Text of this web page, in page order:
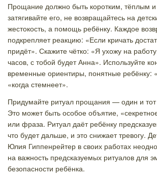
Прощание должно быть коротким, тёплым
затягивайте его, не возвращайтесь на
жестокость, а помощь ребёнку. Каждое
подкрепляет реакцию: «Если кричать
придёт». Скажите чётко: «Я ухожу на
часов, с тобой будет Анна». Используйте
временные ориентиры, понятные ребёнку:
«когда стемнеет».
Придумайте ритуал прощания — один и
Это может быть особое объятие,
или фраза. Ритуал даёт ребёнку
что будет дальше, и это снижает тревогу.
Юлия Гиппенрейтер в своих работах
на важность предсказуемых ритуалов для
безопасности ребёнка.